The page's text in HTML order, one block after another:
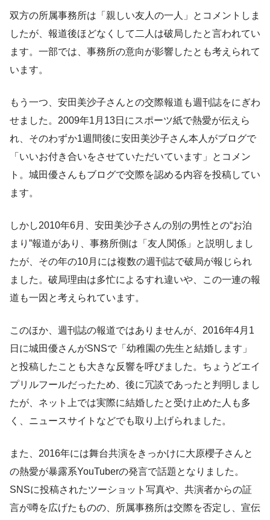
双方の所属事務所は「親しい友人の一人」とコメントしま
したが、報道後ほどなくして二人は破局したと言われてい
ます。一部では、事務所の意向が影響したとも考えられて
います。
もう一つ、安田美沙子さんとの交際報道も週刊誌をにぎわ
せました。2009年1月13日にスポーツ紙で熱愛が伝えら
れ、そのわずか1週間後に安田美沙子さん本人がブログで
「いいお付き合いをさせていただいています」とコメン
ト。城田優さんもブログで交際を認める内容を投稿してい
ます。
しかし2010年6月、安田美沙子さんの別の男性との“お泊
まり”報道があり、事務所側は「友人関係」と説明しまし
たが、その年の10月には複数の週刊誌で破局が報じられ
ました。破局理由は多忙によるすれ違いや、この一連の報
道も一因と考えられています。
このほか、週刊誌の報道ではありませんが、2016年4月1
日に城田優さんがSNSで「幼稚園の先生と結婚します」
と投稿したことも大きな反響を呼びました。ちょうどエイ
プリルフールだったため、後に冗談であったと判明しまし
たが、ネット上では実際に結婚したと受け止めた人も多
く、ニュースサイトなどでも取り上げられました。
また、2016年には舞台共演をきっかけに大原櫻子さんと
の熱愛が暴露系YouTuberの発言で話題となりました。
SNSに投稿されたツーショット写真や、共演者からの証
言が噂を広げたものの、所属事務所は交際を否定し、宣伝